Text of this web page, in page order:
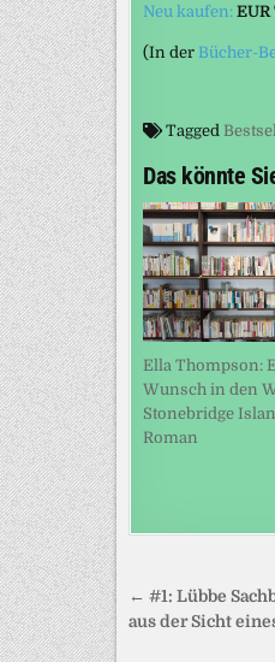
Neu kaufen: EUR
(In der Bücher-
Tagged
Das könnte
Ella Thompson:
Wunsch in den
Stonebridge
Roman
← #1: Lübbe
aus der Sicht